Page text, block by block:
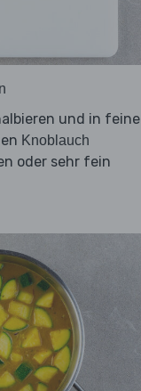
und in feine
Knoblauch
oder sehr fein